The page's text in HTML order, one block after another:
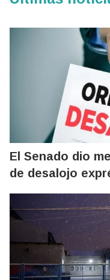
El Senado dio
de desalojo